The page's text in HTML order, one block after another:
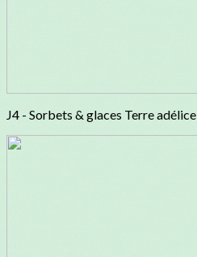
J4 - Sorbets & glaces Terre adélice